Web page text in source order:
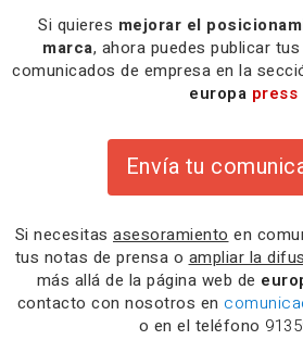
Si quieres mejorar el
marca, ahora puedes publicar
comunicados de empresa en la
europa press
Envía tu
Si necesitas asesoramiento en
tus notas de prensa o ampliar la
más allá de la página web de
contacto con nosotros en
o en el teléfono